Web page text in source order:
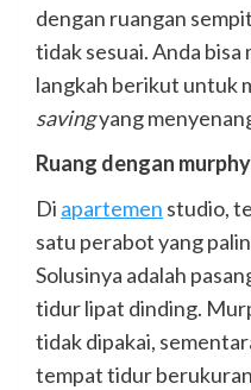
dengan ruangan
tidak sesuai. Anda
langkah berikut untuk
savingyang
Ruang dengan
Di apartemen studio,
satu perabot yang
Solusinya adalah
tidur lipat dinding.
tidak dipakai,
tempat tidur